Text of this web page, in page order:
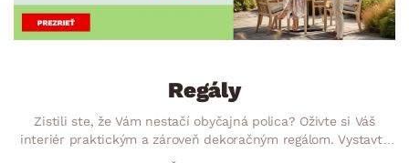
Regály
Zistili ste, že Vám nestačí obyčajná polica? Oživte si Váš
interiér praktickým a zároveň dekoračným regálom. Vystavte